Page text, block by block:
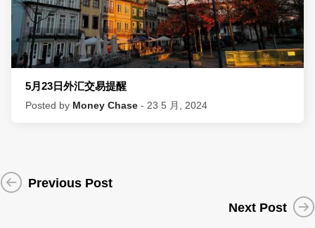
5月23日外汇交易提醒
Posted by Money Chase - 23 5 月, 2024
Previous Post
Next Post